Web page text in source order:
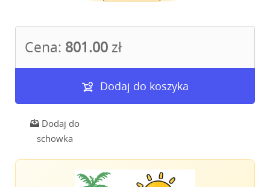
Cena: 801.00 zł
Dodaj do koszyka
Dodaj do
schowka